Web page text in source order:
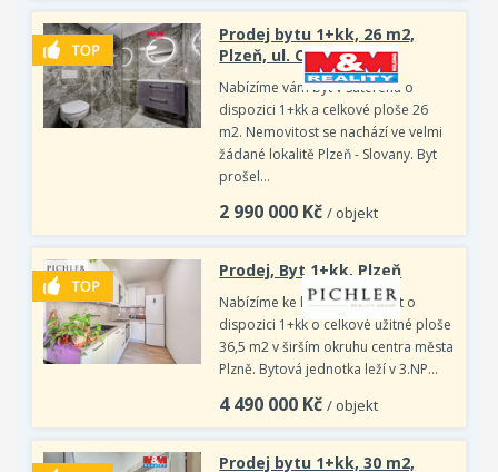
Prodej bytu 1+kk, 26 m2,
Plzeň, ul. Ořechová
Nabízíme vám byt v suterénu o
dispozici 1+kk a celkové ploše 26
m2. Nemovitost se nachází ve velmi
žádané lokalitě Plzeň - Slovany. Byt
prošel…
2 990 000 Kč / objekt
Prodej, Byt 1+kk, Plzeň
Nabízíme ke koupi krásný byt o
dispozici 1+kk o celkové užitné ploše
36,5 m2 v širším okruhu centra města
Plzně. Bytová jednotka leží v 3.NP…
4 490 000 Kč / objekt
Prodej bytu 1+kk, 30 m2,